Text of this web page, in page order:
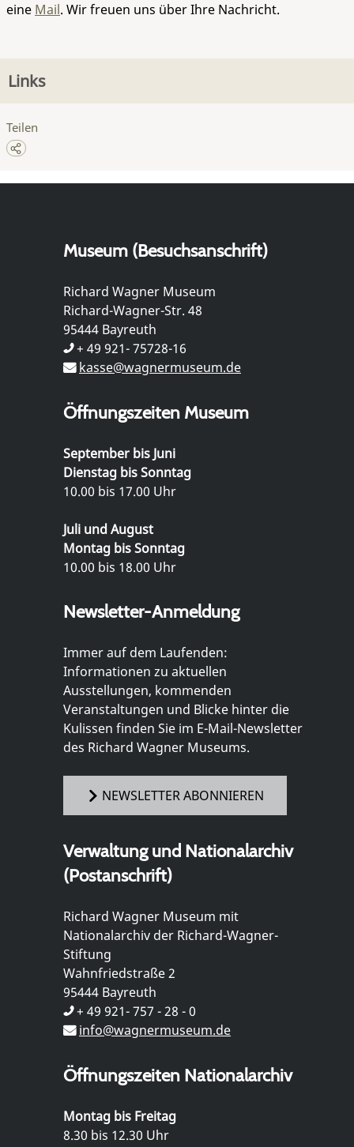
eine Mail. Wir freuen uns über Ihre Nachricht.
Links
Teilen
Museum (Besuchsanschrift)
Richard Wagner Museum
Richard-Wagner-Str. 48
95444 Bayreuth
+ 49 921- 75728-16
kasse@wagnermuseum.de
Öffnungszeiten Museum
September bis Juni
Dienstag bis Sonntag
10.00 bis 17.00 Uhr
Juli und August
Montag bis Sonntag
10.00 bis 18.00 Uhr
Newsletter-Anmeldung
Immer auf dem Laufenden:
Informationen zu aktuellen
Ausstellungen, kommenden
Veranstaltungen und Blicke hinter die
Kulissen finden Sie im E-Mail-Newsletter
des Richard Wagner Museums.
NEWSLETTER ABONNIEREN
Verwaltung und Nationalarchiv
(Postanschrift)
Richard Wagner Museum mit
Nationalarchiv der Richard-Wagner-
Stiftung
Wahnfriedstraße 2
95444 Bayreuth
+ 49 921- 757 - 28 - 0
info@wagnermuseum.de
Öffnungszeiten Nationalarchiv
Montag bis Freitag
8.30 bis 12.30 Uhr